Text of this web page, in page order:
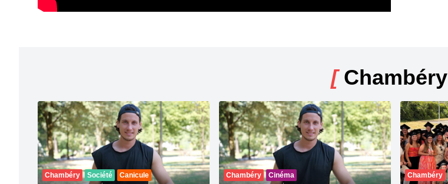
[Chambéry
Chambéry Société Canicule Chambéry Cinéma Chambéry